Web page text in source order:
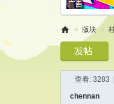
林
» 版块 ›
查看: 3283
chennan